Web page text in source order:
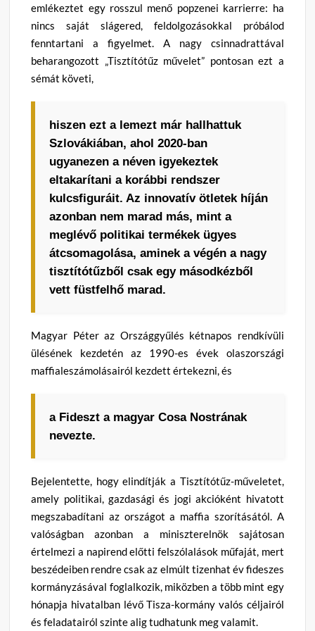
emlékeztet egy rosszul menő popzenei karrierre: ha
nincs saját slágered, feldolgozásokkal próbálod
fenntartani a figyelmet. A nagy csinnadrattával
beharangozott „Tisztítótűz művelet” pontosan ezt a
sémát követi,
hiszen ezt a lemezt már hallhattuk
Szlovákiában, ahol 2020-ban
ugyanezen a néven igyekeztek
eltakarítani a korábbi rendszer
kulcsfiguráit. Az innovatív ötletek híján
azonban nem marad más, mint a
meglévő politikai termékek ügyes
átcsomagolása, aminek a végén a nagy
tisztítótűzből csak egy másodkézből
vett füstfelhő marad.
Magyar Péter az Országgyűlés kétnapos rendkívüli
ülésének kezdetén az 1990-es évek olaszországi
maffialeszámolásairól kezdett értekezni, és
a Fideszt a magyar Cosa Nostrának
nevezte.
Bejelentette, hogy elindítják a Tisztítótűz-műveletet,
amely politikai, gazdasági és jogi akcióként hivatott
megszabadítani az országot a maffia szorításától. A
valóságban azonban a miniszterelnök sajátosan
értelmezi a napirend előtti felszólalások műfaját, mert
beszédeiben rendre csak az elmúlt tizenhat év fideszes
kormányzásával foglalkozik, miközben a több mint egy
hónapja hivatalban lévő Tisza-kormány valós céljairól
és feladatairól szinte alig tudhatunk meg valamit.